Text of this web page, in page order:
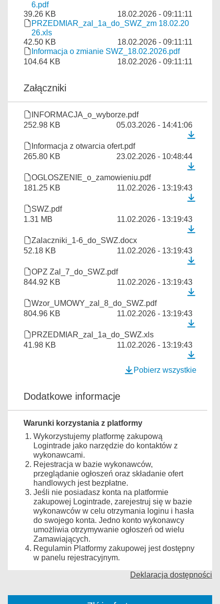
6.pdf
39.26 KB
18.02.2026 - 09:11:11
PRZEDMIAR_zal_1a_do_SWZ_zm 18.02.20
26.xls
42.50 KB
18.02.2026 - 09:11:11
Informacja o zmianie SWZ_18.02.2026.pdf
104.64 KB
18.02.2026 - 09:11:11
Załączniki
INFORMACJA_o_wyborze.pdf
252.98 KB
05.03.2026 - 14:41:06
Informacja z otwarcia ofert.pdf
265.80 KB
23.02.2026 - 10:48:44
OGLOSZENIE_o_zamowieniu.pdf
181.25 KB
11.02.2026 - 13:19:43
SWZ.pdf
1.31 MB
11.02.2026 - 13:19:43
Zalaczniki_1-6_do_SWZ.docx
52.18 KB
11.02.2026 - 13:19:43
OPZ Zal_7_do_SWZ.pdf
844.92 KB
11.02.2026 - 13:19:43
Wzor_UMOWY_zal_8_do_SWZ.pdf
804.96 KB
11.02.2026 - 13:19:43
PRZEDMIAR_zal_1a_do_SWZ.xls
41.98 KB
11.02.2026 - 13:19:43
Pobierz wszystkie
Dodatkowe informacje
Warunki korzystania z platformy
Wykorzystujemy platformę zakupową
Logintrade jako narzędzie do kontaktów z
wykonawcami.
Rejestracja w bazie wykonawców,
przeglądanie ogłoszeń oraz składanie ofert
handlowych jest bezpłatne.
Jeśli nie posiadasz konta na platformie
zakupowej Logintrade, zarejestruj się w bazie
wykonawców w celu otrzymania loginu i hasła
do swojego konta. Jedno konto wykonawcy
umożliwia otrzymywanie ogłoszeń od wielu
Zamawiających.
Regulamin Platformy zakupowej jest dostępny
w panelu rejestracyjnym.
Deklaracja dostępności